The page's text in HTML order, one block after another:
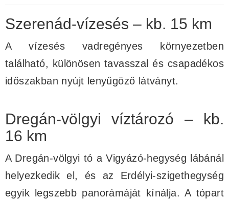
Szerenád-vízesés – kb. 15 km
A vízesés vadregényes környezetben
található, különösen tavasszal és csapadékos
időszakban nyújt lenyűgöző látványt.
Dregán-völgyi víztározó – kb.
16 km
A Dregán-völgyi tó a Vigyázó-hegység lábánál
helyezkedik el, és az Erdélyi-szigethegység
egyik legszebb panorámáját kínálja. A tópart